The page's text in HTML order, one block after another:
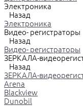
Электроника
Назад
Электроника
Видео- регистраторы
Назад
Видео- регистраторы
ЗЕРКАЛА-
Назад
ЗЕРКАЛА-
Arena
Blackview
Dunobil